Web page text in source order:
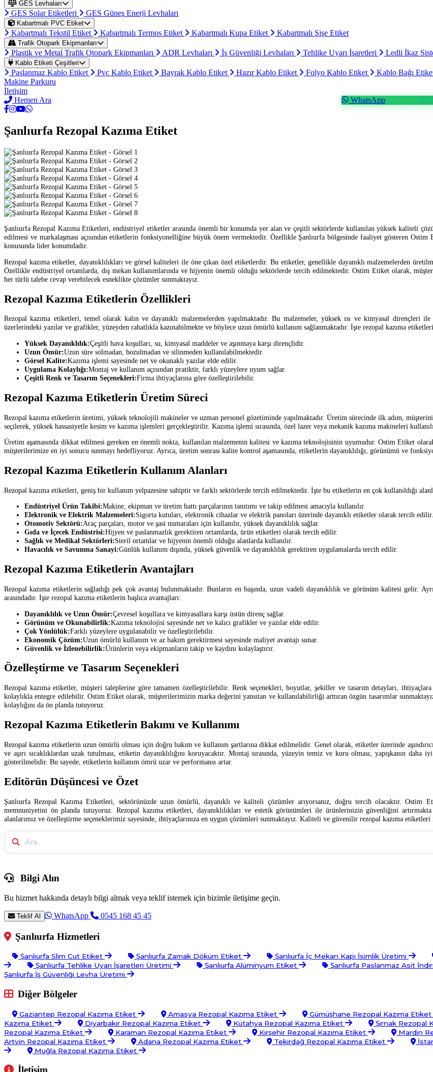
GES Levhaları
GES Solar Etiketleri GES Güneş Enerji Levhaları
Kabartmalı PVC Etiket
Kabartmalı Tekstil Etiket Kabartmalı Termos Etiket Kabartmalı Kupa Etiket Kabartmalı Şişe Etiket
Trafik Otopark Ekipmanları
Plastik ve Metal Trafik Otopark Ekipmanları ADR Levhaları İş Güvenliği Levhaları Tehlike Uyarı İşaretleri Ledli İkaz
Kablo Etiketi Çeşitleri
Paslanmaz Kablo Etiket Pvc Kablo Etiket Bayrak Kablo Etiket Hazır Kablo Etiket Folyo Kablo Etiket
Kablo Bağı
Makine Parkuru
İletişim
Hemen Ara
WhatsApp
Şanlıurfa Rezopal Kazıma Etiket
Şanlıurfa Rezopal Kazıma Etiketleri, endüstriyel etiketler arasında önemli bir konumda yer alan ve çeşitli sektörlerde kullanılan yüksek kaliteli
edilmesi ve markalaşması açısından etiketlerin fonksiyonelliğine büyük önem vermektedir. Özellikle Şanlıurfa bölgesinde faaliyet gösteren
konusunda lider konumdadır.
Rezopal kazıma etiketler, dayanıklılıkları ve görsel kaliteleri ile öne çıkan özel etiketlerdir. Bu etiketler, genellikle dayanıklı malzemelerden
Özellikle endüstriyel ortamlarda, dış mekan kullanımlarında ve hijyenin önemli olduğu sektörlerde tercih edilmektedir. Ostim Etiket olarak,
her türlü talebe cevap verebilecek esneklikte çözümler sunmaktayız.
Rezopal Kazıma Etiketlerin Özellikleri
Rezopal kazıma etiketleri, temel olarak kalın ve dayanıklı malzemelerden yapılmaktadır. Bu malzemeler, yüksek ısı ve kimyasal dirençleri
üzerlerindeki yazılar ve grafikler, yüzeyden rahatlıkla kazınabilmekte ve böylece uzun ömürlü kullanım sağlanmaktadır. İşte rezopal kazıma
Yüksek Dayanıklılık:Çeşitli hava koşulları, su, kimyasal maddeler ve aşınmaya karşı dirençlidir.
Uzun Ömür:Uzun süre solmadan, bozulmadan ve silinmeden kullanılabilmektedir.
Görsel Kalite:Kazıma işlemi sayesinde net ve okunaklı yazılar elde edilir.
Uygulama Kolaylığı:Montaj ve kullanım açısından pratiktir, farklı yüzeylere uyum sağlar.
Çeşitli Renk ve Tasarım Seçenekleri:Firma ihtiyaçlarına göre özelleştirilebilir.
Rezopal Kazıma Etiketlerin Üretim Süreci
Rezopal kazıma etiketlerin üretimi, yüksek teknolojili makineler ve uzman personel gözetiminde yapılmaktadır. Üretim sürecinde ilk adım,
seçilerek, yüksek hassasiyetle kesim ve kazıma işlemleri gerçekleştirilir. Kazıma işlemi sırasında, özel lazer veya mekanik kazıma makineleri
Üretim aşamasında dikkat edilmesi gereken en önemli nokta, kullanılan malzemenin kalitesi ve kazıma teknolojisinin uyumudur. Ostim Etiket
müşterilerimize en iyi sonucu sunmayı hedefliyoruz. Ayrıca, üretim sonrası kalite kontrol aşamasında, etiketlerin dayanıklılığı, görünümü ve
Rezopal Kazıma Etiketlerin Kullanım Alanları
Rezopal kazıma etiketleri, geniş bir kullanım yelpazesine sahiptir ve farklı sektörlerde tercih edilmektedir. İşte bu etiketlerin en çok kullanıldığı
Endüstriyel Ürün Takibi:Makine, ekipman ve üretim hattı parçalarının tanıtımı ve takip edilmesi amacıyla kullanılır.
Elektronik ve Elektrik Malzemeleri:Sigorta kutuları, elektronik cihazlar ve elektrik panoları üzerinde dayanıklı etiketler olarak tercih edilir.
Otomotiv Sektörü:Araç parçaları, motor ve şasi numaraları için kullanılır, yüksek dayanıklılık sağlar.
Gıda ve İçecek Endüstrisi:Hijyen ve paslanmazlık gerektiren ortamlarda, ürün etiketleri olarak tercih edilir.
Sağlık ve Medikal Sektörleri:Steril ortamlar ve hijyenin önemli olduğu alanlarda kullanılır.
Havacılık ve Savunma Sanayi:Günlük kullanım dışında, yüksek güvenlik ve dayanıklılık gerektiren uygulamalarda tercih edilir.
Rezopal Kazıma Etiketlerin Avantajları
Rezopal kazıma etiketlerin sağladığı pek çok avantaj bulunmaktadır. Bunların en başında, uzun vadeli dayanıklılık ve görünüm kalitesi gelir.
arasındadır. İşte rezopal kazıma etiketlerin başlıca avantajları:
Dayanıklılık ve Uzun Ömür:Çevresel koşullara ve kimyasallara karşı üstün direnç sağlar.
Görünüm ve Okunabilirlik:Kazıma teknolojisi sayesinde net ve kalıcı grafikler ve yazılar elde edilir.
Çok Yönlülük:Farklı yüzeylere uygulanabilir ve özelleştirilebilir.
Ekonomik Çözüm:Uzun ömürlü kullanım ve az bakım gerektirmesi sayesinde maliyet avantajı sunar.
Güvenlik ve İzlenebilirlik:Ürünlerin veya ekipmanların takip ve kaydını kolaylaştırır.
Özelleştirme ve Tasarım Seçenekleri
Rezopal kazıma etiketler, müşteri taleplerine göre tamamen özelleştirilebilir. Renk seçenekleri, boyutlar, şekiller ve tasarım detayları,
kolaylıkla entegre edilebilir. Ostim Etiket olarak, müşterilerimizin marka değerini yansıtan ve kullanılabilirliği arttıran özgün tasarımlar
kolaylığını da ön planda tutuyoruz.
Rezopal Kazıma Etiketlerin Bakımı ve Kullanımı
Rezopal kazıma etiketlerin uzun ömürlü olması için doğru bakım ve kullanım şartlarına dikkat edilmelidir. Genel olarak, etiketler üzerinde
ve aşırı sıcaklıklardan uzak tutulması, etiketin dayanıklılığını koruyacaktır. Montaj sırasında, yüzeyin temiz ve kuru olması, yapışkanın
gösterilmelidir. Bu sayede, etiketlerin kullanım ömrü uzar ve performansı artar.
Editörün Düşüncesi ve Özet
Şanlıurfa Rezopal Kazıma Etiketleri, sektörünüzde uzun ömürlü, dayanıklı ve kaliteli çözümler arıyorsanız, doğru tercih olacaktır.
memnuniyetini ön planda tutuyoruz. Rezopal kazıma etiketleri, dayanıklılıkları ve estetik görünümleri ile ürünlerinizin güvenliğini
alanlarımız ve özelleştirme seçeneklerimiz sayesinde, ihtiyaçlarınıza en uygun çözümleri sunmaktayız. Kaliteli ve güvenilir rezopal kazıma etiketleri
Bilgi Alın
Bu hizmet hakkında detaylı bilgi almak veya teklif istemek için bizimle iletişime geçin.
Teklif Al WhatsApp 0545 168 45 45
Şanlıurfa Hizmetleri
Şanlıurfa Slim Cut Etiket Şanlıurfa Zamak Döküm Etiket Şanlıurfa İç Mekan Kapı İsimlik Üretimi
Şanlıurfa Tehlike Uyarı İşaretleri Üretimi
Şanlıurfa Alüminyum Etiket Şanlıurfa Paslanmaz Asit
Şanlıurfa İş Güvenliği Levha Üretimi
Diğer Bölgeler
Gaziantep Rezopal Kazıma Etiket Amasya Rezopal Kazıma Etiket Gümüşhane Rezopal Kazıma Etiket
Kazıma Etiket
Diyarbakır Rezopal Kazıma Etiket Kütahya Rezopal Kazıma Etiket Şırnak Rezopal
Rezopal Kazıma Etiket
Karaman Rezopal Kazıma Etiket Kırşehir Rezopal Kazıma Etiket Mardin
Artvin Rezopal Kazıma Etiket
Adana Rezopal Kazıma Etiket Tekirdağ Rezopal Kazıma Etiket
Muğla Rezopal Kazıma Etiket